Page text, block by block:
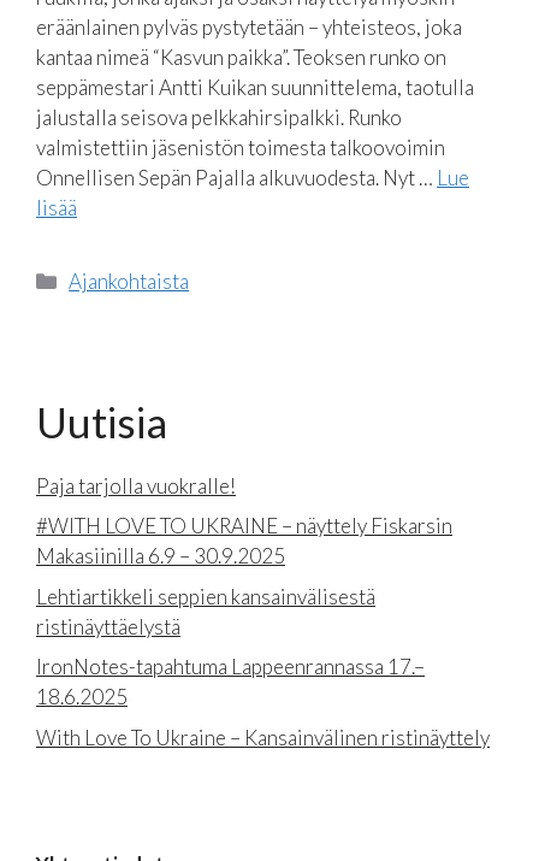
eräänlainen pylväs pystytetään – yhteisteos, joka
kantaa nimeä “Kasvun paikka”. Teoksen runko on
seppämestari Antti Kuikan suunnittelema, taotulla
jalustalla seisova pelkkahirsipalkki. Runko
valmistettiin jäsenistön toimesta talkoovoimin
Onnellisen Sepän Pajalla alkuvuodesta. Nyt … Lue
lisää
Kategoriat
Ajankohtaista
Uutisia
Paja tarjolla vuokralle!
#WITH LOVE TO UKRAINE – näyttely Fiskarsin
Makasiinilla 6.9 – 30.9.2025
Lehtiartikkeli seppien kansainvälisestä
ristinäyttäelystä
IronNotes-tapahtuma Lappeenrannassa 17.–
18.6.2025
With Love To Ukraine – Kansainvälinen ristinäyttely